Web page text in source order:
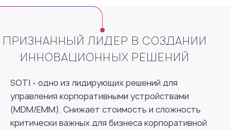
ПРИЗНАННЫЙ ЛИДЕР В СОЗДАНИИ
ИННОВАЦИОННЫХ РЕШЕНИЙ
SOTI - одно из лидирующих решений для
управления корпоративными устройствами
(MDM/EMM). Снижает стоимость и сложность
критически важных для бизнеса корпоративной